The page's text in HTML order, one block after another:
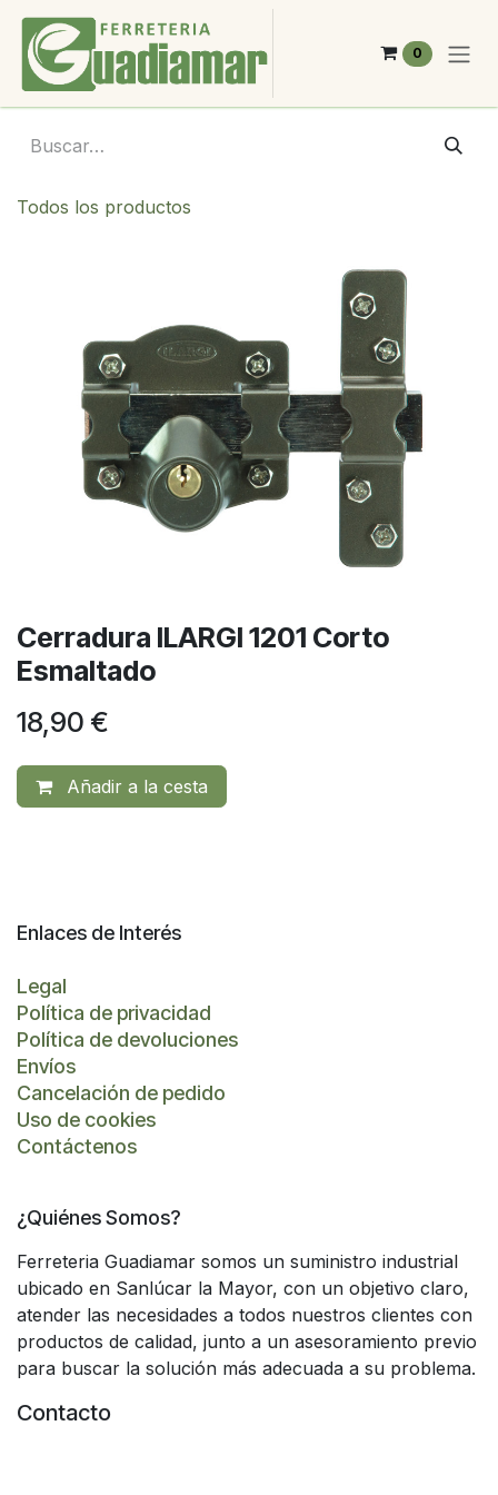
Ir al contenido
0
Todos los productos
Cerradura ILARGI 1201 Corto
Esmaltado
18,90 €
Añadir a la cesta
Enlaces de Interés
Legal
Política de privacidad
Política de devoluciones
Envíos
Cancelación de pedido
Uso de cookies
Contáctenos
¿Quiénes Somos?
Ferreteria Guadiamar somos un suministro industrial
ubicado en Sanlúcar la Mayor, con un objetivo claro,
atender las necesidades a todos nuestros clientes con
productos de calidad, junto a un asesoramiento previo
para buscar la solución más adecuada a su problema.
Contacto